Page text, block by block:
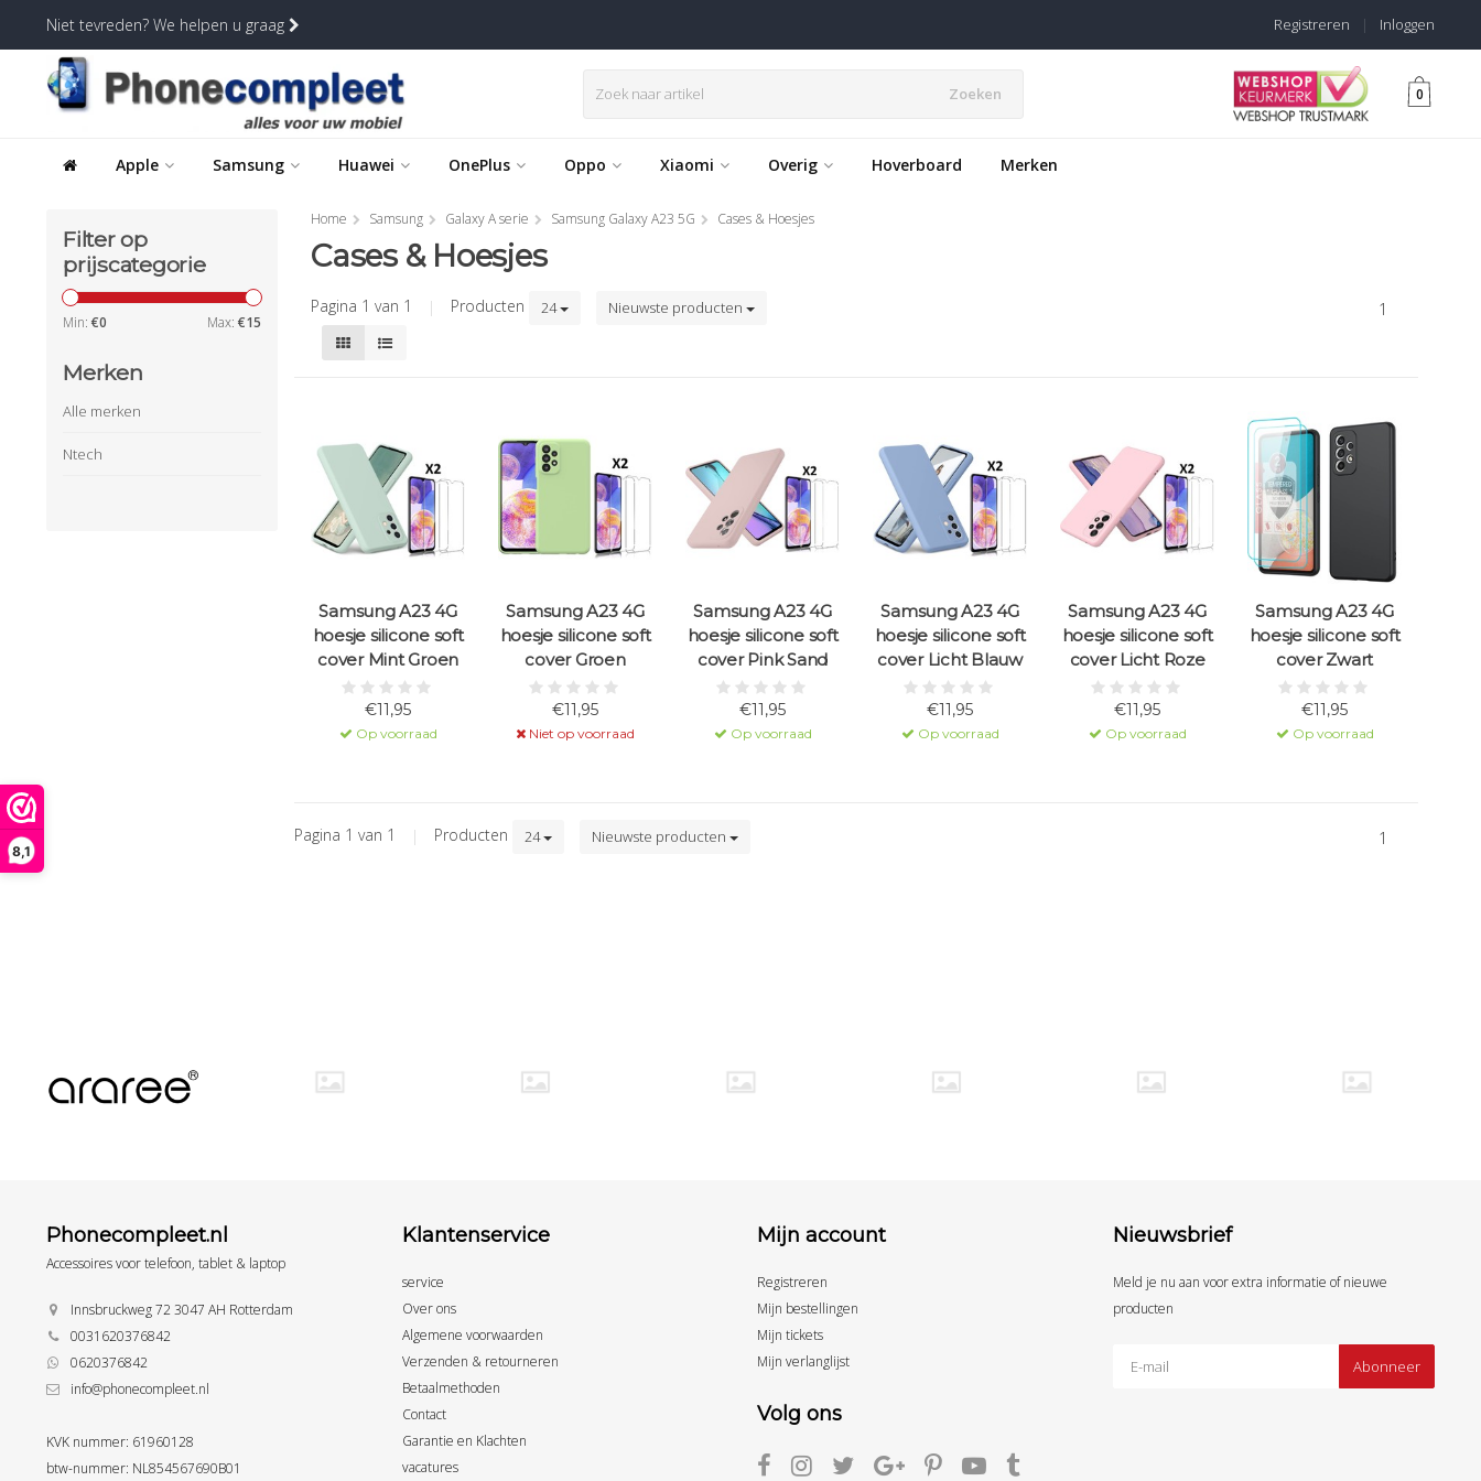
8,1
Niet tevreden? We helpen u graag Inloggen
|
Registreren
Zoeken 0
Apple Samsung Huawei OnePlus Oppo Xiaomi Overig Hoverboard Merken
Filter op
prijscategorie
Min: €0 Max: €15
Merken
Alle merken
Ntech
Home Samsung Galaxy A serie Samsung Galaxy A23 5G Cases & Hoesjes
Cases & Hoesjes
Pagina 1 van 1 | Producten 24 Nieuwste producten 1
Samsung A23 4G
hoesje silicone soft
cover Mint Groen
€11,95
Op voorraad
Samsung A23 4G
hoesje silicone soft
cover Groen
€11,95
Niet op voorraad
Samsung A23 4G
hoesje silicone soft
cover Pink Sand
€11,95
Op voorraad
Samsung A23 4G
hoesje silicone soft
cover Licht Blauw
€11,95
Op voorraad
Samsung A23 4G
hoesje silicone soft
cover Licht Roze
€11,95
Op voorraad
Samsung A23 4G
hoesje silicone soft
cover Zwart
€11,95
Op voorraad
Pagina 1 van 1 | Producten 24 Nieuwste producten 1
Phonecompleet.nl
Accessoires voor telefoon, tablet & laptop
Innsbruckweg 72 3047 AH Rotterdam
0031620376842
0620376842
info@phonecompleet.nl
KVK nummer: 61960128
btw-nummer: NL854567690B01
Klantenservice
service
Over ons
Algemene voorwaarden
Verzenden & retourneren
Betaalmethoden
Contact
Garantie en Klachten
vacatures
Mijn account
Registreren
Mijn bestellingen
Mijn tickets
Mijn verlanglijst
Volg ons
Nieuwsbrief
Meld je nu aan voor extra informatie of nieuwe
producten
Abonneer